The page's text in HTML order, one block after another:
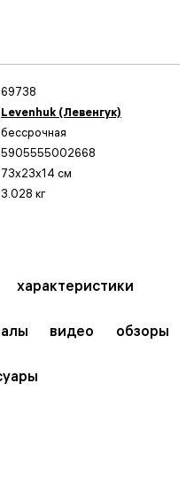
69738
Levenhuk (Левенгук)
бессрочная
5905555002668
73x23x14 см
3.028 кг
характеристики
видео обзоры